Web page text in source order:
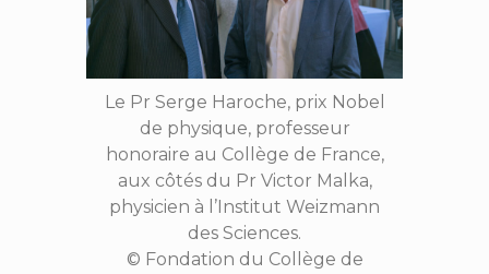
Le Pr Serge Haroche, prix Nobel
de physique, professeur
honoraire au Collège de France,
aux côtés du Pr Victor Malka,
physicien à l’Institut Weizmann
des Sciences.
© Fondation du Collège de